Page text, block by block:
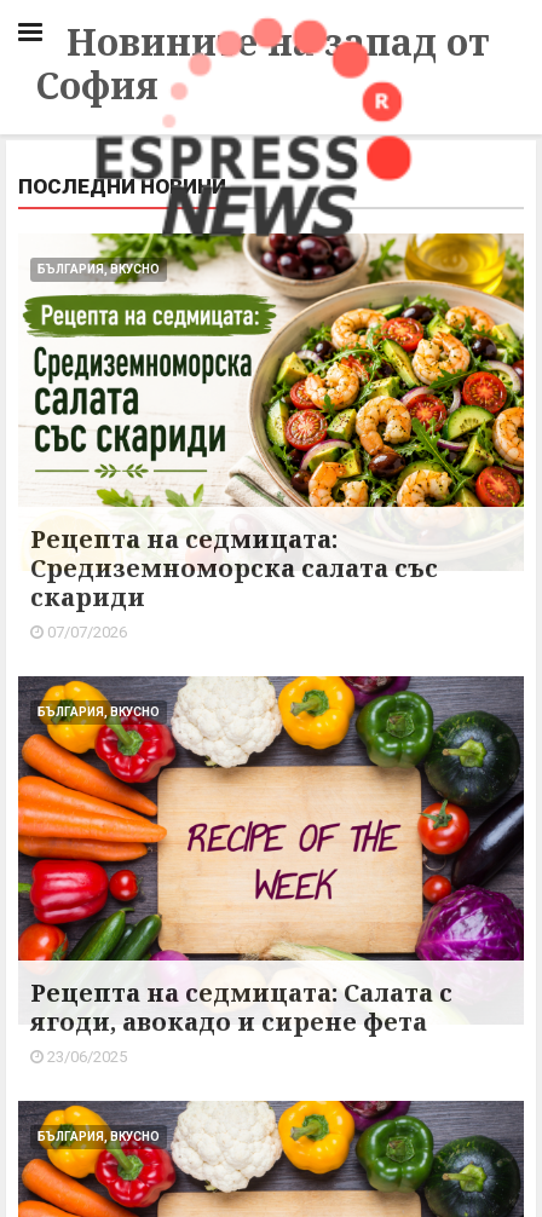
Новините на запад от
София
ПОСЛЕДНИ НОВИНИ
БЪЛГАРИЯ, ВКУСНО
Рецепта на седмицата:
Средиземноморска салата със
скариди
07/07/2026
БЪЛГАРИЯ, ВКУСНО
Рецепта на седмицата: Салата с
ягоди, авокадо и сирене фета
23/06/2025
БЪЛГАРИЯ, ВКУСНО